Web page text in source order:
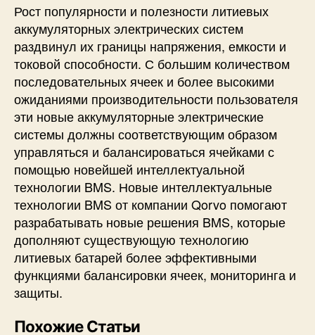
Рост популярности и полезности литиевых
аккумуляторных электрических систем
раздвинул их границы напряжения, емкости и
токовой способности. С большим количеством
последовательных ячеек и более высокими
ожиданиями производительности пользователя
эти новые аккумуляторные электрические
системы должны соответствующим образом
управляться и балансироваться ячейками с
помощью новейшей интеллектуальной
технологии BMS. Новые интеллектуальные
технологии BMS от компании Qorvo помогают
разрабатывать новые решения BMS, которые
дополняют существующую технологию
литиевых батарей более эффективными
функциями балансировки ячеек, мониторинга и
защиты.
Похожие Статьи